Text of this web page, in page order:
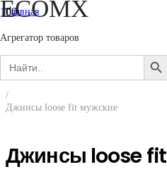
ECOMX
Агрегатор товаров
Search
for:
Главная
Мужчинам
Одежда
Джинсы
/
Джинсы loose fit мужские
Джинсы loose